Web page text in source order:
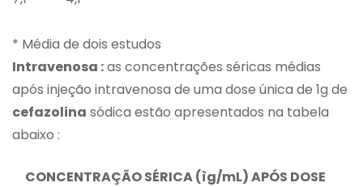
* Média de dois estudos
Intravenosa :as concentrações séricas médias
após injeção intravenosa de uma dose única de 1g de
cefazolina sódica estão apresentados na tabela
abaixo :
CONCENTRAÇÃO SÉRICA (ìg/mL) APÓS DOSE